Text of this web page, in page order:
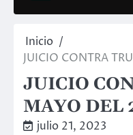
Inicio
JUICIO CONTRA
JUICIO
MAYO DEL
julio 21, 2023